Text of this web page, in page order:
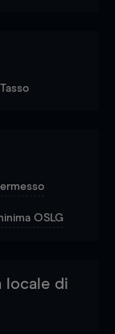
Tasso
OSLG
locale di